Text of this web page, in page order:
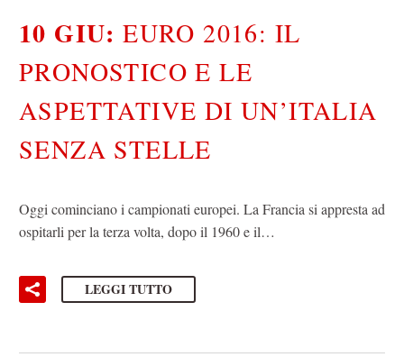
10 GIU:EURO 2016: IL
PRONOSTICO E LE
ASPETTATIVE DI UN’ITALIA
SENZA STELLE
Oggi cominciano i campionati europei. La Francia si appresta ad
ospitarli per la terza volta, dopo il 1960 e il…
LEGGI TUTTO